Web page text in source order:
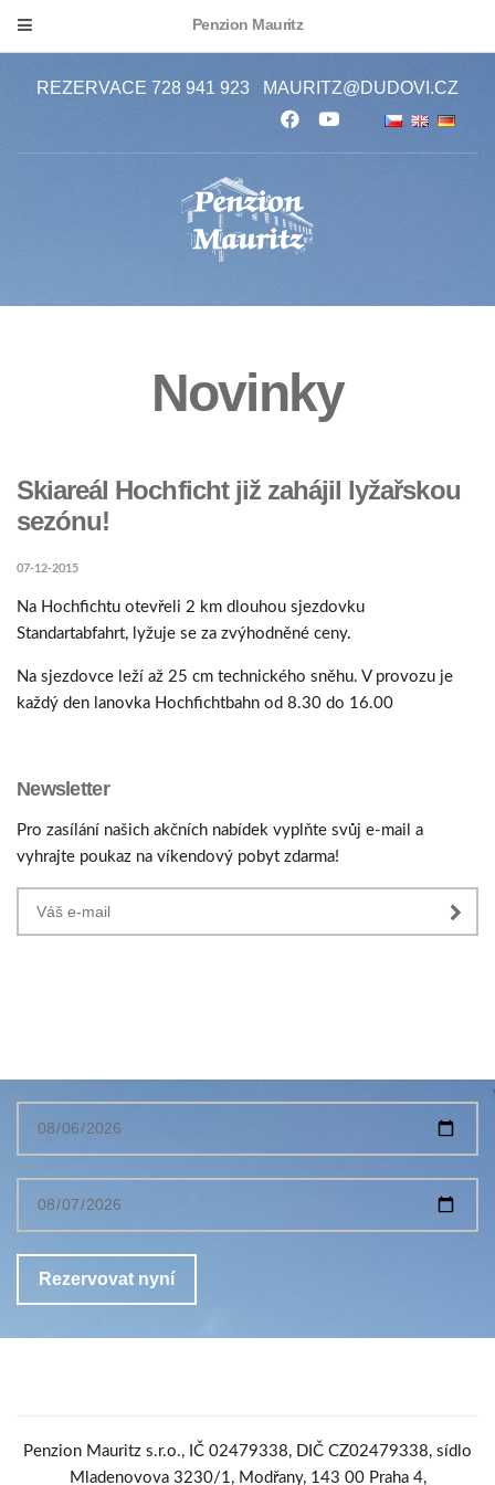
Penzion Mauritz
REZERVACE 728 941 923 MAURITZ@DUDOVI.CZ
Novinky
Skiareál Hochficht již zahájil lyžařskou
sezónu!
07-12-2015
Na Hochfichtu otevřeli 2 km dlouhou sjezdovku
Standartabfahrt, lyžuje se za zvýhodněné ceny.
Na sjezdovce leží až 25 cm technického sněhu. V provozu je
každý den lanovka Hochfichtbahn od 8.30 do 16.00
Newsletter
Pro zasílání našich akčních nabídek vyplňte svůj e-mail a
vyhrajte poukaz na víkendový pobyt zdarma!
Penzion Mauritz s.r.o., IČ 02479338, DIČ CZ02479338, sídlo
Mladenovova 3230/1, Modřany, 143 00 Praha 4,